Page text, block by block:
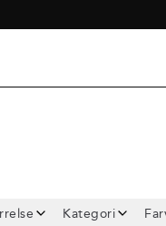
Kategori